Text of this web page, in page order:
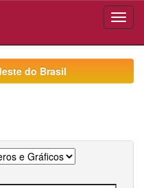
do Brasil